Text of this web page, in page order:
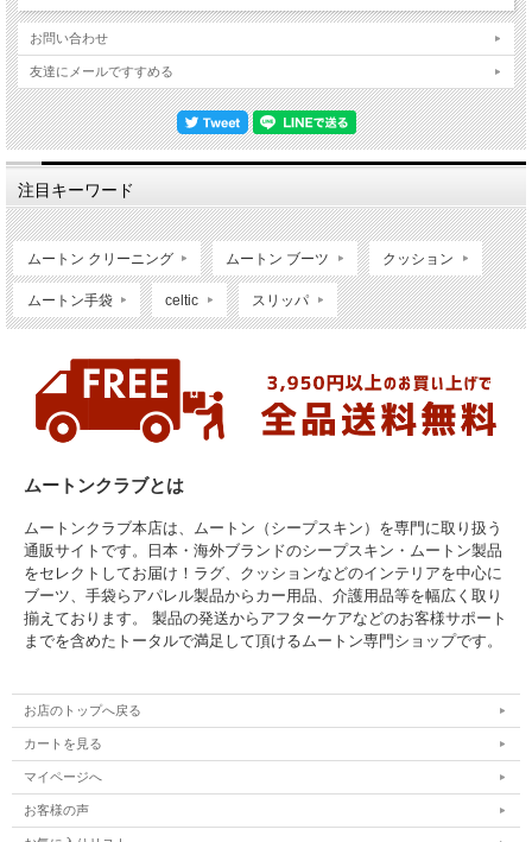
お問い合わせ
友達にメールですすめる
注目キーワード
ムートン クリーニング ムートン ブーツ クッション
ムートン手袋 celtic スリッパ
ムートンクラブとは
ムートンクラブ本店は、ムートン（シープスキン）を専門に取り扱う
通販サイトです。日本・海外ブランドのシープスキン・ムートン製品
をセレクトしてお届け！ラグ、クッションなどのインテリアを中心に
ブーツ、手袋らアパレル製品からカー用品、介護用品等を幅広く取り
揃えております。 製品の発送からアフターケアなどのお客様サポート
までを含めたトータルで満足して頂けるムートン専門ショップです。
お店のトップへ戻る
カートを見る
マイページへ
お客様の声